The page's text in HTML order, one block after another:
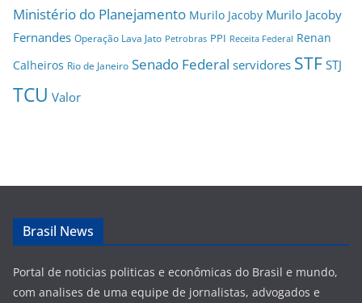
Ministério do Planejamento Murilo Jacoby Murilo Jacoby
Fernandes Operação Lava Jato Petrobras PPI Receita Federal Renan
Calheiros Rio de Janeiro Senado Federal servidores STF STJ
TCU Valor
Brasil News
Portal de noticias politicas e econômicas do Brasil e mundo,
com analises de uma equipe de jornalistas, advogados e